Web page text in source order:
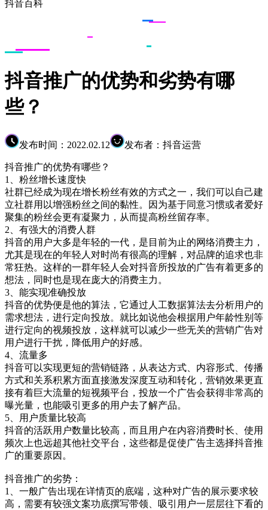
抖音百科
抖音推广的优势和劣势有哪
些？
发布时间：2022.02.12 发布者：抖音运营
抖音推广的优势有哪些？
1、粉丝增长速度快
社群已经成为现在增长粉丝有效的方式之一，我们可以自己建
立社群用以增强粉丝之间的黏性。因为基于同意习惯或者爱好
聚集的粉丝会更有凝聚力，从而提高粉丝留存率。
2、有强大的消费人群
抖音的用户大多是年轻的一代，是目前为止的网络消费主力，
尤其是现在的年轻人对时尚有很高的理解，对品牌的追求也非
常狂热。这样的一群年轻人会对抖音所投放的广告有着更多的
想法，同时也是现在庞大的消费主力。
3、能实现准确投放
抖音的优势便是他的算法，它通过人工数据算法去分析用户的
需求想法，进行定向投放。就比如说他会根据用户年龄性别等
进行定向的视频投放，这样就可以减少一些无关的营销广告对
用户进行干扰，降低用户的好感。
4、流量多
抖音可以实现更短的营销链路，从表达方式、内容形式、传播
方式和关系积累方面直接激发深度互动和转化，营销效果更直
接有着巨大流量的短视频平台，投放一个广告会获得非常高的
曝光量，也能吸引更多的用户去了解产品。
5、用户质量比较高
抖音的活跃用户数量比较高，而且用户在内容消费时长、使用
频次上也远超其他社交平台，这些都是促使广告主选择抖音推
广的重要原因。
抖音推广的劣势：
1、一般广告出现在详情页的底端，这种对广告的展示要求较
高，需要有较强文案功底撰写带领、吸引用户一层层往下看的